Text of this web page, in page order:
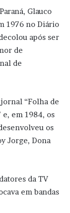
Glauco
1976 no Diário
após ser
de
de
“Folha de
e, em 1984, os
os
Jorge, Dona
da TV
em bandas